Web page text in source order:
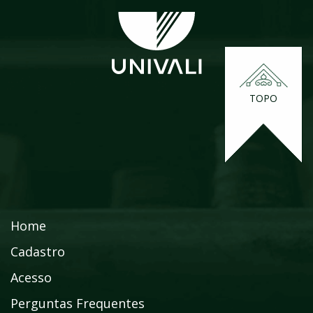
TOPO
Home
Cadastro
Acesso
Perguntas Frequentes